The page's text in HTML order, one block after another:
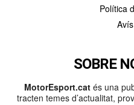
Política
SOBRE
MotorEsport.cat és una
tracten temes d’actualitat,